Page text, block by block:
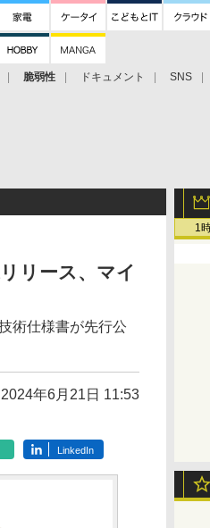
脆弱性 ドキュメント SNS
1
リース、マイ
術仕様書が先行公
2024年6月21日 11:53
LinkedIn